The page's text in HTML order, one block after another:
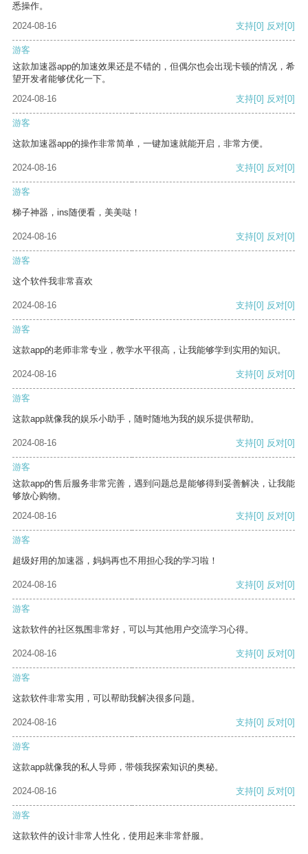
悉操作。
2024-08-16
支持[0] 反对[0]
游客
这款加速器app的加速效果还是不错的，但偶尔也会出现卡顿的情况，希
望开发者能够优化一下。
2024-08-16
支持[0] 反对[0]
游客
这款加速器app的操作非常简单，一键加速就能开启，非常方便。
2024-08-16 支持[0] 反对[0]
游客
梯子神器，ins随便看，美美哒！
2024-08-16 支持[0] 反对[0]
游客
这个软件我非常喜欢
2024-08-16 支持[0] 反对[0]
游客
这款app的老师非常专业，教学水平很高，让我能够学到实用的知识。
2024-08-16 支持[0] 反对[0]
游客
这款app就像我的娱乐小助手，随时随地为我的娱乐提供帮助。
2024-08-16 支持[0] 反对[0]
游客
这款app的售后服务非常完善，遇到问题总是能够得到妥善解决，让我能
够放心购物。
2024-08-16
支持[0] 反对[0]
游客
超级好用的加速器，妈妈再也不用担心我的学习啦！
2024-08-16 支持[0] 反对[0]
游客
这款软件的社区氛围非常好，可以与其他用户交流学习心得。
2024-08-16 支持[0] 反对[0]
游客
这款软件非常实用，可以帮助我解决很多问题。
2024-08-16 支持[0] 反对[0]
游客
这款app就像我的私人导师，带领我探索知识的奥秘。
2024-08-16 支持[0] 反对[0]
游客
这款软件的设计非常人性化，使用起来非常舒服。